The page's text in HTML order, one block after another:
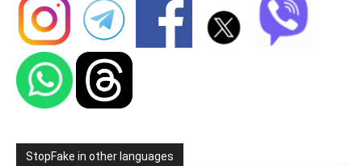
StopFake in other languages